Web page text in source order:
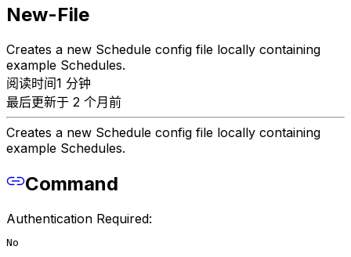
New-File
Creates a new Schedule config file locally containing
example Schedules.
阅读时间1 分钟
最后更新于 2 个月前
Creates a new Schedule config file locally containing
example Schedules.
Command
Authentication Required:
No